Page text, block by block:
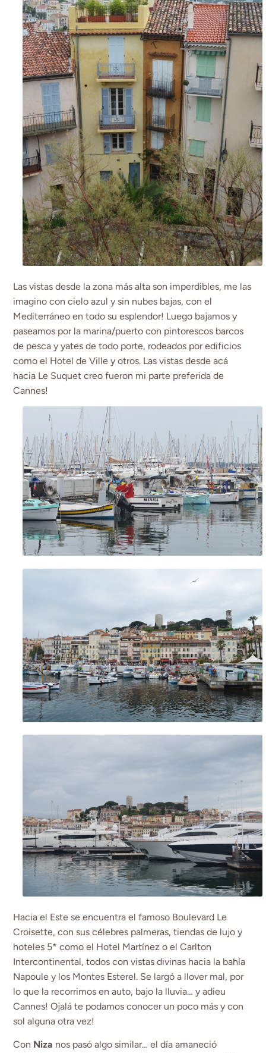
Las vistas desde la zona más alta son imperdibles, me las
imagino con cielo azul y sin nubes bajas, con el
Mediterráneo en todo su esplendor! Luego bajamos y
paseamos por la marina/puerto con pintorescos barcos
de pesca y yates de todo porte, rodeados por edificios
como el Hotel de Ville y otros. Las vistas desde acá
hacia Le Suquet creo fueron mi parte preferida de
Cannes!
Hacia el Este se encuentra el famoso Boulevard Le
Croisette, con sus célebres palmeras, tiendas de lujo y
hoteles 5* como el Hotel Martínez o el Carlton
Intercontinental, todos con vistas divinas hacia la bahía
Napoule y los Montes Esterel. Se largó a llover mal, por
lo que la recorrimos en auto, bajo la lluvia… y adieu
Cannes! Ojalá te podamos conocer un poco más y con
sol alguna otra vez!
Con Niza nos pasó algo similar… el día amaneció